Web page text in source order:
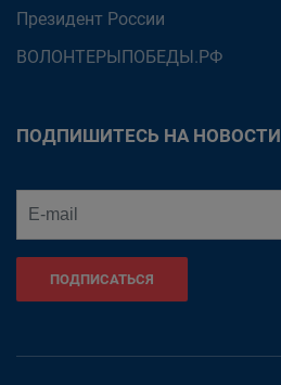
Президент России
ВОЛОНТЕРЫПОБЕДЫ.РФ
ПОДПИШИТЕСЬ НА НОВОСТИ
ПОДПИСАТЬСЯ